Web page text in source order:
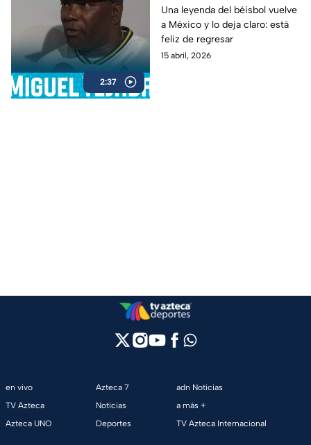
2:37
la Liga Mexicana”
Una leyenda del béisbol vuelve
a México y lo deja claro: está
feliz de regresar
15 abril, 2026
en vivo
TV Azteca
Azteca UNO
Azteca 7
Noticias
Deportes
adn Noticias
a más +
TV Azteca Internacional